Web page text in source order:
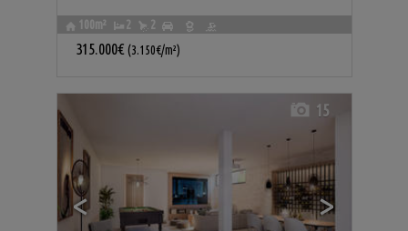
100m² 2 2
315.000€ (3.150€/m²)
< >
15